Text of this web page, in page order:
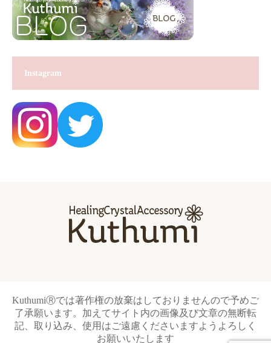
Instagram
KuthumiⓇでは著作権の放棄はしておりませんので予めご
了承願います。加えてサイト内の画像及び文章の無断転
記、取り込み、使用はご遠慮くださいますようよろしく
お願いいたします